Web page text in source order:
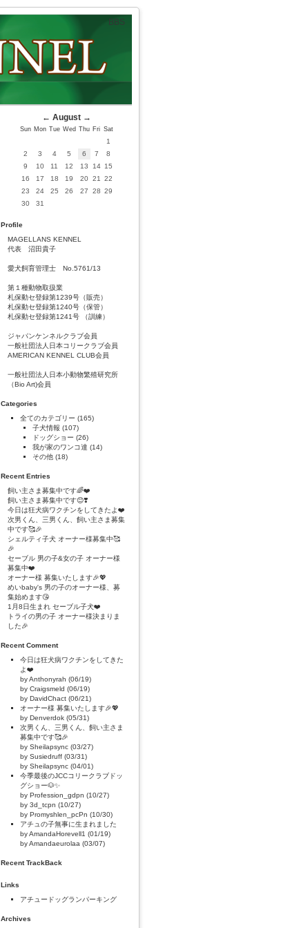
BBS
← August→
Sun Mon Tue Wed Thu Fri Sat
1
2
3 4 5 6 7
8
9
10 11 12 13 14 15
16
17 18 19 20 21
22
23
24 25 26 27 28 29
30
31
Profile
MAGELLANS KENNEL
代表 沼田貴子
愛犬飼育管理士 No.5761/13
第１種動物取扱業
札保動セ登録第1239号（販売）
札保動セ登録第1240号（保管）
札保動セ登録第1241号 （訓練）
ジャパンケンネルクラブ会員
一般社団法人日本コリークラブ会員
AMERICAN KENNEL CLUB会員
一般社団法人日本小動物繁殖研究所
（Bio Art)会員
Categories
全てのカテゴリー (165)
子犬情報 (107)
ドッグショー (26)
我が家のワンコ達 (14)
その他 (18)
Recent Entries
飼い主さま募集中です🌈❤️
飼い主さま募集中です😊❣️
今日は狂犬病ワクチンをしてきたよ❤️
次男くん、三男くん、飼い主さま募集
中です🥰🎉
シェルティ子犬 オーナー様募集中🥰
🎉
セーブル 男の子&女の子 オーナー様
募集中❤️
オーナー様 募集いたします🎉💖
めいbaby's 男の子のオーナー様、募
集始めます😘
1月8日生まれ セーブル子犬❤️
トライの男の子 オーナー様決まりま
した🎉
Recent Comment
今日は狂犬病ワクチンをしてきた
よ❤️
by Anthonyrah (06/19)
by Craigsmeld (06/19)
by DavidChact (06/21)
オーナー様 募集いたします🎉💖
by Denverdok (05/31)
次男くん、三男くん、飼い主さま
募集中です🥰🎉
by Sheilapsync (03/27)
by Susiedruff (03/31)
by Sheilapsync (04/01)
今季最後のJCCコリークラブドッ
グショー🐶✨
by Profession_gdpn (10/27)
by 3d_tcpn (10/27)
by Promyshlen_pcPn (10/30)
アチュの子無事に生まれました
by AmandaHorevell1 (01/19)
by Amandaeurolaa (03/07)
Recent TrackBack
Links
アチュードッグランパーキング
Archives